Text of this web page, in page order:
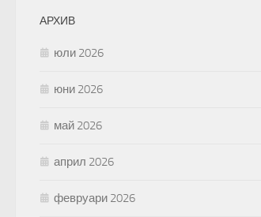
АРХИВ
юли 2026
юни 2026
май 2026
април 2026
февруари 2026